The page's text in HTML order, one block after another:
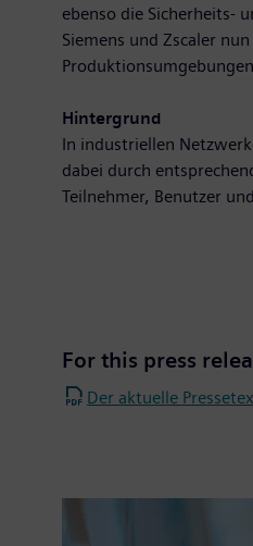
ebenso die Sicherheits-
Siemens und Zscaler
Hintergrund
In industriellen
dabei durch
Teilnehmer, Benutzer
For this press
Der aktuelle